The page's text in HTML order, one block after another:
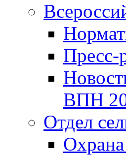
Пресс-
ВПН
Отдел